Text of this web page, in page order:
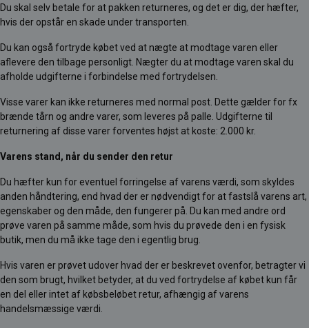
Du skal selv betale for at pakken returneres, og det er dig, der hæfter,
hvis der opstår en skade under transporten.
Du kan også fortryde købet ved at nægte at modtage varen eller
aflevere den tilbage personligt. Nægter du at modtage varen skal du
afholde udgifterne i forbindelse med fortrydelsen.
Visse varer kan ikke returneres med normal post. Dette gælder for fx
brænde tårn og andre varer, som leveres på palle. Udgifterne til
returnering af disse varer forventes højst at koste: 2.000 kr.
Varens stand, når du sender den retur
Du hæfter kun for eventuel forringelse af varens værdi, som skyldes
anden håndtering, end hvad der er nødvendigt for at fastslå varens art,
egenskaber og den måde, den fungerer på. Du kan med andre ord
prøve varen på samme måde, som hvis du prøvede den i en fysisk
butik, men du må ikke tage den i egentlig brug.
Hvis varen er prøvet udover hvad der er beskrevet ovenfor, betragter vi
den som brugt, hvilket betyder, at du ved fortrydelse af købet kun får
en del eller intet af købsbeløbet retur, afhængig af varens
handelsmæssige værdi.